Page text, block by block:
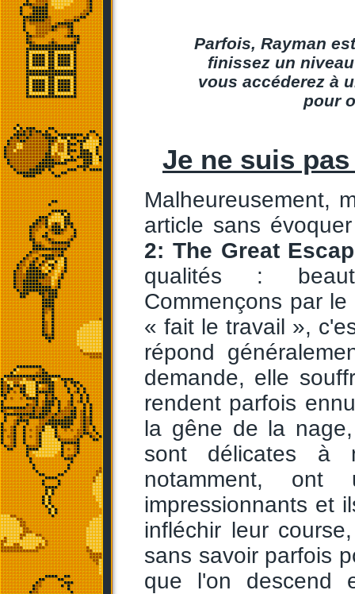
Parfois, Rayman
finissez un
vous accéderez à
pour
Je ne suis
Malheureusement,
article sans
2: The Great
qualités :
Commençons par
« fait le travail »,
répond
demande, elle
rendent parfois
la gêne de la
sont délicates à
notamment,
impressionnants et
infléchir leur
sans savoir parfois
que l'on descend